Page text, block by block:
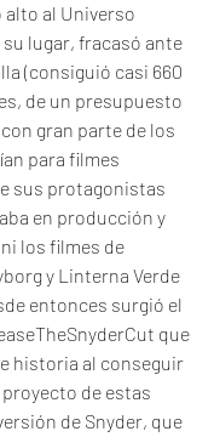
alto al Universo
lugar, fracasó ante
(consiguió casi 660
de un presupuesto
gran parte de los
para filmes
sus protagonistas
en producción y
los filmes de
y Linterna Verde
entonces surgió el
que
historia al conseguir
de estas
de Snyder, que